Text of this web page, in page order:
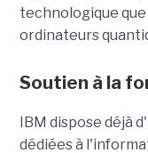
technologique
ordinateurs
Soutien à la
IBM dispose déjà
dédiées à